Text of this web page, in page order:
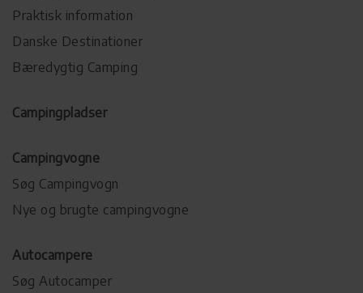
Praktisk information
Danske Destinationer
Bæredygtig Camping
Campingpladser
Campingvogne
Søg Campingvogn
Nye og brugte campingvogne
Autocampere
Søg Autocamper